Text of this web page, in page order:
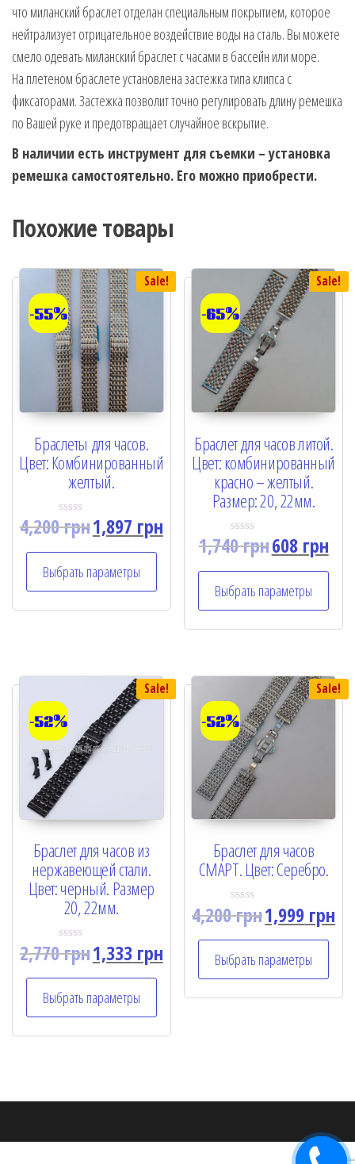
что миланский браслет отделан специальным покрытием, которое
нейтрализует отрицательное воздействие воды на сталь. Вы можете
смело одевать миланский браслет с часами в бассейн или море.
На плетеном браслете установлена застежка типа клипса с
фиксаторами. Застежка позволит точно регулировать длину ремешка
по Вашей руке и предотвращает случайное вскрытие.
В наличии есть инструмент для съемки – установка
ремешка самостоятельно. Его можно приобрести.
Похожие товары
Sale!
-55%
Браслеты для часов.
Цвет: Комбинированный
желтый.
R
a
d
0
o
u
4,200грн1,897 грн
Выбрать параметры
Sale!
-65%
Браслет для часов литой.
Цвет: комбинированный
красно – желтый.
Размер: 20, 22мм.
R
a
d
0
o
u
5
1,740грн608грн
Выбрать параметры
Sale!
-52%
Браслет для часов из
нержавеющей стали.
Цвет: черный. Размер
20, 22мм.
R
a
d
0
o
u
2,770грн1,333грн
Выбрать параметры
Sale!
-52%
Браслет для часов
СМАРТ. Цвет: Серебро.
R
d
0
o
u
4,200грн1,999 грн
Выбрать параметры
Заказать